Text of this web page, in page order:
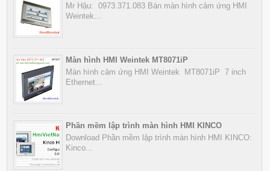
Mr Hậu: 0973.371.083 Bán màn hình cảm ứng HMI
Weintek...
Màn hình HMI Weintek MT8071iP
Màn hình cảm ứng HMI Weintek MT8071iP 7 inch
Ethernet...
Phần mềm lập trình màn hình HMI KINCO
Download Phần mềm lập trình màn hình HMI KINCO:
Kinco...